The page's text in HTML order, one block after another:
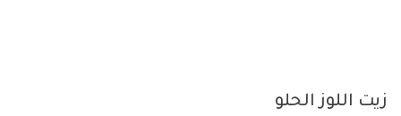
زيت اللوز الحلو